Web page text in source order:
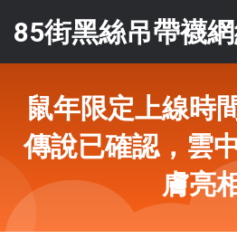
85街黑絲吊帶襪
鼠年限定上線時
傳說已確認，雲
膚亮